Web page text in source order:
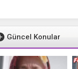
Güncel Konular